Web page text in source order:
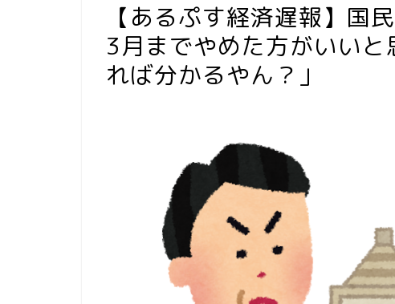
【あるぷす経済遅報】国
3月までやめた方がいい
れば分かるやん？」